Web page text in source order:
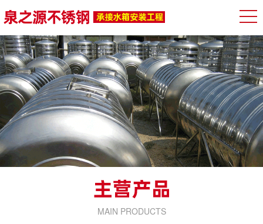
MAIN PRODUCTS